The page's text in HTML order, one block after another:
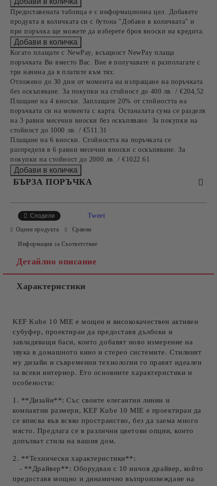
Предоставената таблица е с информационна цел. Добавете
продукта в количката си с бутона "Добави в количката" и
при поръчка ще можете да изберете броя вноски на кредита.
Когато плащате с NewPay, всъщност NewPay плаща
поръчката Ви вместо Вас. Вие я получавате и разполагате с
три начина да я платите към тях:
Отложено до 30 дни от момента на изпращане на поръчката
без оскъпяване. За покупки на стойност до 400 лв. / €204,52
Плащане на 4 вноски. Заплащате 20% от стойността на
поръчката си на момента с карта. Останалата сума се разделя
на 3 равни месечни вноски без оскъпяване. За покупки на
стойност до 1000 лв. / €511.31
Плащане на 6 вноски. Стойността на поръчката се
разпределя в 6 равни месечни вноски с оскъпяване. За
покупки на стойност до 2000 лв. / €1022.61
БЪРЗА ПОРЪЧКА
Съгласен съм с
Ние ще се свържем с вас в рамките на работния ден.
Сподели Tweet
Оцени продукта Сравни
Информация за Съответствие
Детайлно описание
Характеристики
KEF Kube 10 MIE е мощен и висококачествен активен
субуфер, проектиран да предоставя дълбоки и
завладяващи баси, които добавят ново измерение на
звука в домашното кино и стерео системите. Стилният
му дизайн и съвременни технологии го правят идеален
за всеки интериор. Ето основните характеристики и
особености:
1. **Дизайн**: Със своите елегантни линии и
компактни размери, KEF Kube 10 MIE е проектиран да
се вписва във всяко пространство, без да заема много
място. Предлага се в различни цветови опции, които
допълват стила на вашия дом.
2. **Технически характеристики**:
- **Драйвер**: Оборудван с 10 инчов драйвер, който
предоставя мощно и динамично възпроизвеждане на